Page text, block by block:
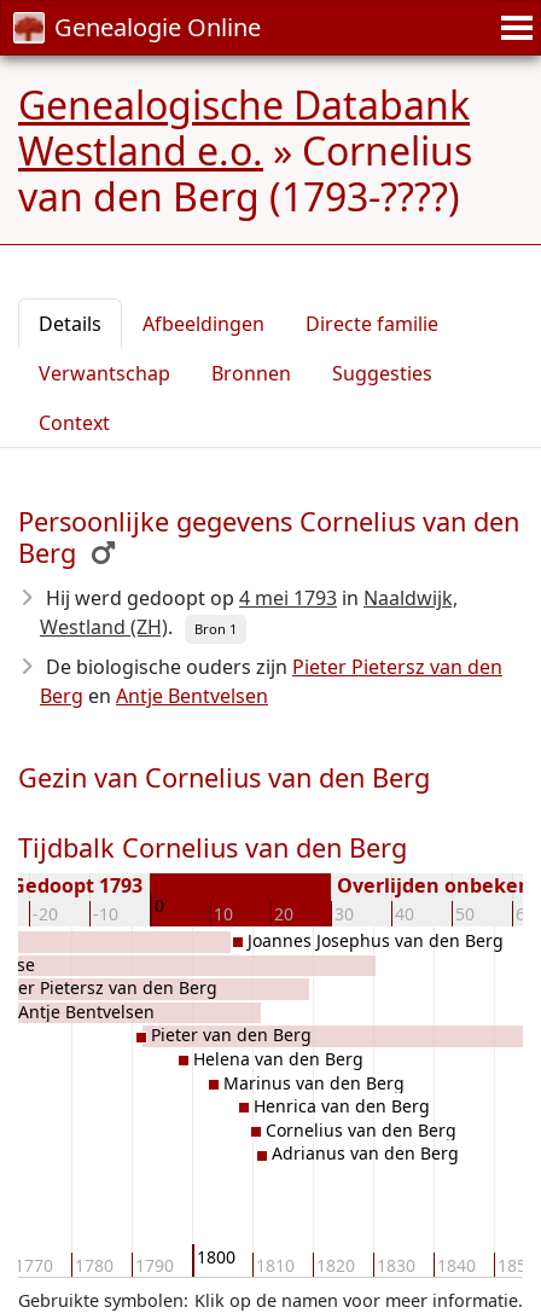
Genealogie Online
Genealogische Databank
Westland e.o. » Cornelius
van den Berg (1793-????)
Details Afbeeldingen
Directe familie
Verwantschap
Bronnen
Suggesties
Context
Persoonlijke gegevens Cornelius van den
Berg
Hij werd gedoopt op 4 mei 1793 in Naaldwijk,
Westland (ZH). Bron 1
De biologische ouders zijn Pieter Pietersz van den
Berg en Antje Bentvelsen
Gezin van Cornelius van den Berg
Tijdbalk Cornelius van den Berg
-20 -10 0 10 20 30 40 50 60
Gedoopt 1793 Overlijden
1770 1780 1790 1800 1810 1820 1830 1840 1850
Pietersz van den Berg
Antje Bentvelsen
Pieter van den Berg
Helena van den Berg
Marinus van den Berg
Joannes Josephus van den Berg
Henrica van den Berg
Cornelius van den Berg
Adrianus van den Berg
Klik op de namen voor meer informatie.
Gebruikte symbolen: